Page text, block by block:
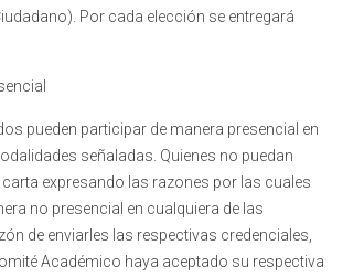
Por cada elección se entregará
pueden participar de manera presencial en
señaladas. Quienes no puedan
expresando las razones por las cuales
no presencial en cualquiera de las
de enviarles las respectivas credenciales,
Académico haya aceptado su respectiva